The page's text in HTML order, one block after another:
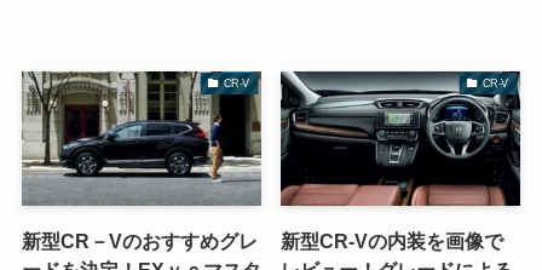
CR-V
新型CR－Vのおすすめグレ
CR-V
新型CR-Vの内装を画像で